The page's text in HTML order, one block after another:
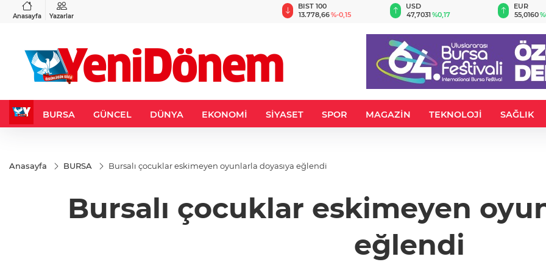
Anasayfa Yazarlar
%-0,22
BIST 100
13.778,66%-0,15
USD
47,7031%0,17
EUR
55,0160
BURSA GÜNCEL DÜNYA EKONOMİ SİYASET SPOR MAGAZİN TEKNOLOJİ SAĞLIK
Anasayfa BURSA Bursalı çocuklar eskimeyen oyunlarla doyasıya eğlendi
Bursalı çocuklar eskimeyen
eğlendi